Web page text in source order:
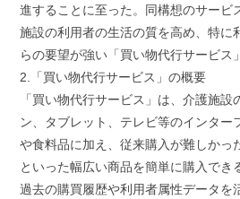
進することに至った。同構想のサービ
施設の利用者の生活の質を高め、特に
らの要望が強い「買い物代行サービス
2.「買い物代行サービス」の概要
「買い物代行サービス」は、介護施設
ン、タブレット、テレビ等のインター
や食料品に加え、従来購入が難しかっ
といった幅広い商品を簡単に購入でき
過去の購買履歴や利用者属性データを